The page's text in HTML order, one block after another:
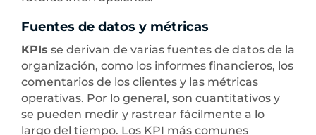
Fuentes de datos y métricas
KPIs se derivan de varias fuentes de datos de la
organización, como los informes financieros, los
comentarios de los clientes y las métricas
operativas. Por lo general, son cuantitativos y
se pueden medir y rastrear fácilmente a lo
largo del tiempo. Los KPI más comunes